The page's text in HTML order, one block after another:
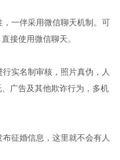
一伴采用微信聊天机制。可
接使用微信聊天。
实名制审核，照片真伪，人
广告及其他欺诈行为，多机
征婚信息，这里就不会有人